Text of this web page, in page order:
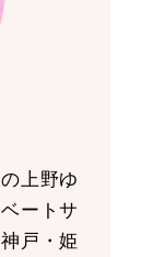
上野ゆ
ートサ
戸・姫